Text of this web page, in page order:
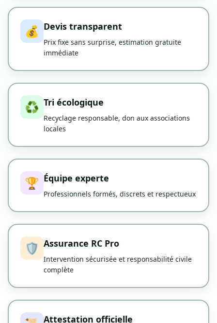
💰 Devis transparent
Prix fixe sans surprise, estimation gratuite
immédiate
♻️ Tri écologique
Recyclage responsable, don aux associations
locales
🏆 Équipe experte
Professionnels formés, discrets et respectueux
🛡️ Assurance RC Pro
Intervention sécurisée et responsabilité civile
complète
Attestation officielle